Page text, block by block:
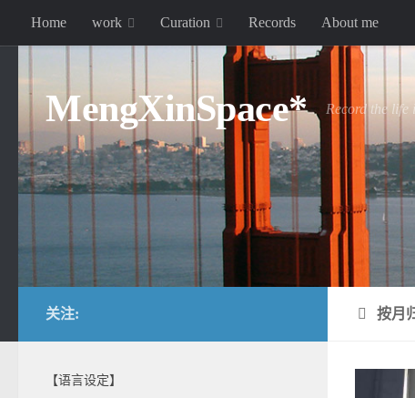
跳至内容
Home work Curation Records About me
MengXinSpace* Record the
按月
关注:
【语言设定】